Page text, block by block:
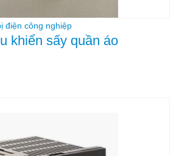
điện công nghiệp
khiển sấy quần áo